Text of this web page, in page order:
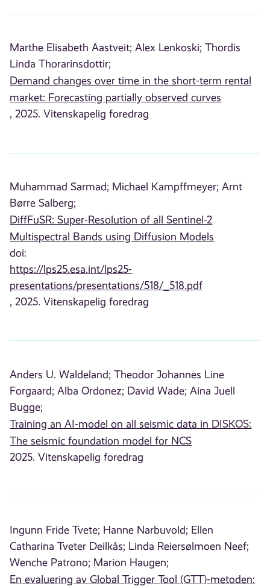
Marthe Elisabeth Aastveit; Alex Lenkoski; Thordis
Linda Thorarinsdottir;
Demand changes over time in the short-term rental
market: Forecasting partially observed curves
, 2025. Vitenskapelig foredrag
Muhammad Sarmad; Michael Kampffmeyer; Arnt
Børre Salberg;
DiffFuSR: Super-Resolution of all Sentinel-2
Multispectral Bands using Diffusion Models
doi:
https://lps25.esa.int/lps25-
presentations/presentations/518/_518.pdf
, 2025. Vitenskapelig foredrag
Anders U. Waldeland; Theodor Johannes Line
Forgaard; Alba Ordonez; David Wade; Aina Juell
Bugge;
Training an AI-model on all seismic data in DISKOS:
The seismic foundation model for NCS
2025. Vitenskapelig foredrag
Ingunn Fride Tvete; Hanne Narbuvold; Ellen
Catharina Tveter Deilkås; Linda Reiersølmoen Neef;
Wenche Patrono; Marion Haugen;
En evaluering av Global Trigger Tool (GTT)-metoden: